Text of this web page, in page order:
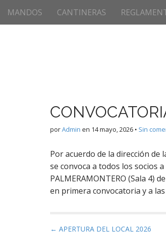
M
l
MANDOS CANTINERAS
porAdmin en 14 mayo, 2026 • Sin
Por acuerdo de la dirección de
se convoca a todos los socios
PALMERAMONTERO (Sala 4)
en primera convocatoria y a
N
← APERTURA DEL LOCAL 2026